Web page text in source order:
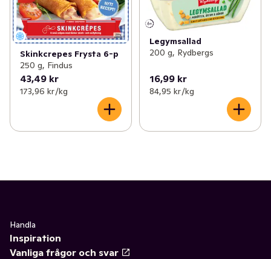
Skinkcrepes Frysta 6-p
250 g, Findus
43,49 kr
173,96 kr /kg
Legymsallad
200 g, Rydbergs
16,99 kr
84,95 kr /kg
Handla
Inspiration
Vanliga frågor och svar